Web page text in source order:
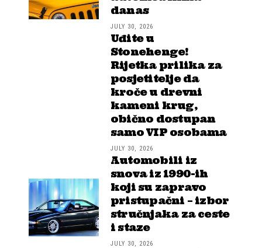
danas
JULY 30, 2026
Uđite u
Stonehenge!
Rijetka prilika za
posjetitelje da
kroče u drevni
kameni krug,
obično dostupan
samo VIP osobama
JULY 30, 2026
Automobili iz
snova iz 1990-ih
koji su zapravo
pristupačni – izbor
stručnjaka za ceste
i staze
JULY 30, 2026